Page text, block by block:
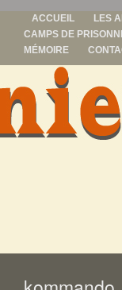
ACCUEIL LES
CAMPS DE
MÉMOIRE